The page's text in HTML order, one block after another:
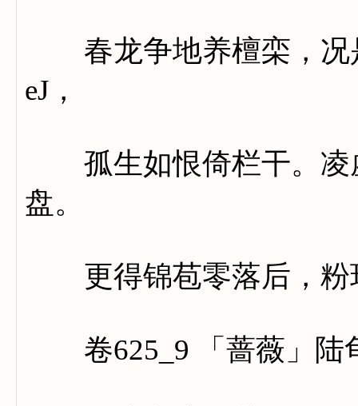
春龙争地养檀栾，况
eJ，
孤生如恨倚栏干。凌
盘。
更得锦苞零落后，粉
卷625_9 「蔷薇」陆